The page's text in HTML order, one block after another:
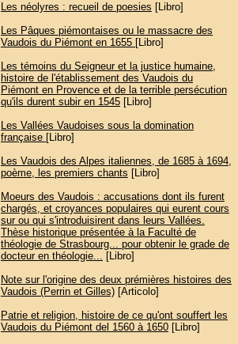
Les néolyres : recueil de poesies [Libro]
Les Pâques piémontaises ou le massacre des
Vaudois du Piémont en 1655 [Libro]
Les témoins du Seigneur et la justice humaine,
histoire de l'établissement des Vaudois du
Piémont en Provence et de la terrible persécution
qu'ils durent subir en 1545[Libro]
Les Vallées Vaudoises sous la domination
française [Libro]
Les Vaudois des Alpes italiennes, de 1685 à 1694,
poème, les premiers chants [Libro]
Moeurs des Vaudois : accusations dont ils furent
chargés, et croyances populaires qui eurent cours
sur ou qui s'introduisirent dans leurs Vallées.
Thèse historique présentée à la Faculté de
théologie de Strasbourg... pour obtenir le grade de
docteur en théologie... [Libro]
Note sur l'origine des deux prémières histoires des
Vaudois (Perrin et Gilles)[Articolo]
Patrie et religion, histoire de ce qu'ont souffert les
Vaudois du Piémont del 1560 à 1650[Libro]